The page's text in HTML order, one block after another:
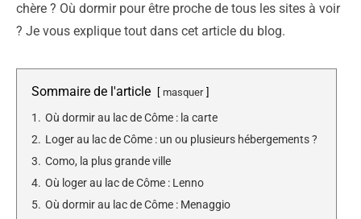
chère ? Où dormir pour être proche de tous les sites à voir
? Je vous explique tout dans cet article du blog.
Sommaire de l'article masquer
1. Où dormir au lac de Côme : la carte
2. Loger au lac de Côme : un ou plusieurs hébergements ?
3. Como, la plus grande ville
4. Où loger au lac de Côme : Lenno
5. Où dormir au lac de Côme : Menaggio